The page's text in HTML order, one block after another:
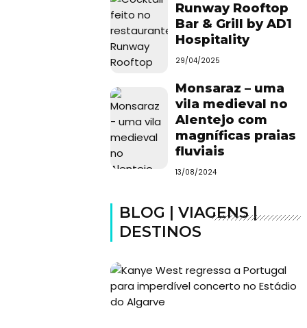
Runway Rooftop
Bar & Grill by AD1
Hospitality
29/04/2025
Monsaraz – uma
vila medieval no
Alentejo com
magníficas praias
fluviais
13/08/2024
BLOG | VIAGENS |
DESTINOS